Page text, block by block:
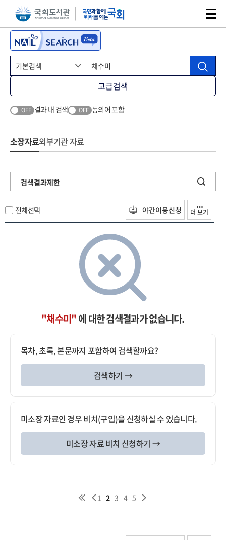
본문 바로가기주메뉴 바로가기
고급검색
OFF 결과 내 검색 OFF 동의어 포함
소장자료외부기관 자료
검색결과제한
전체선택 야간이용신청 더 보기
"채수미"에 대한 검색결과가 없습니다.
목차, 초록, 본문까지 포함하여 검색할까요?
검색하기 →
미소장 자료인 경우 비치(구입)을 신청하실 수 있습니다.
미소장 자료 비치 신청하기 →
1 2 3 4 5